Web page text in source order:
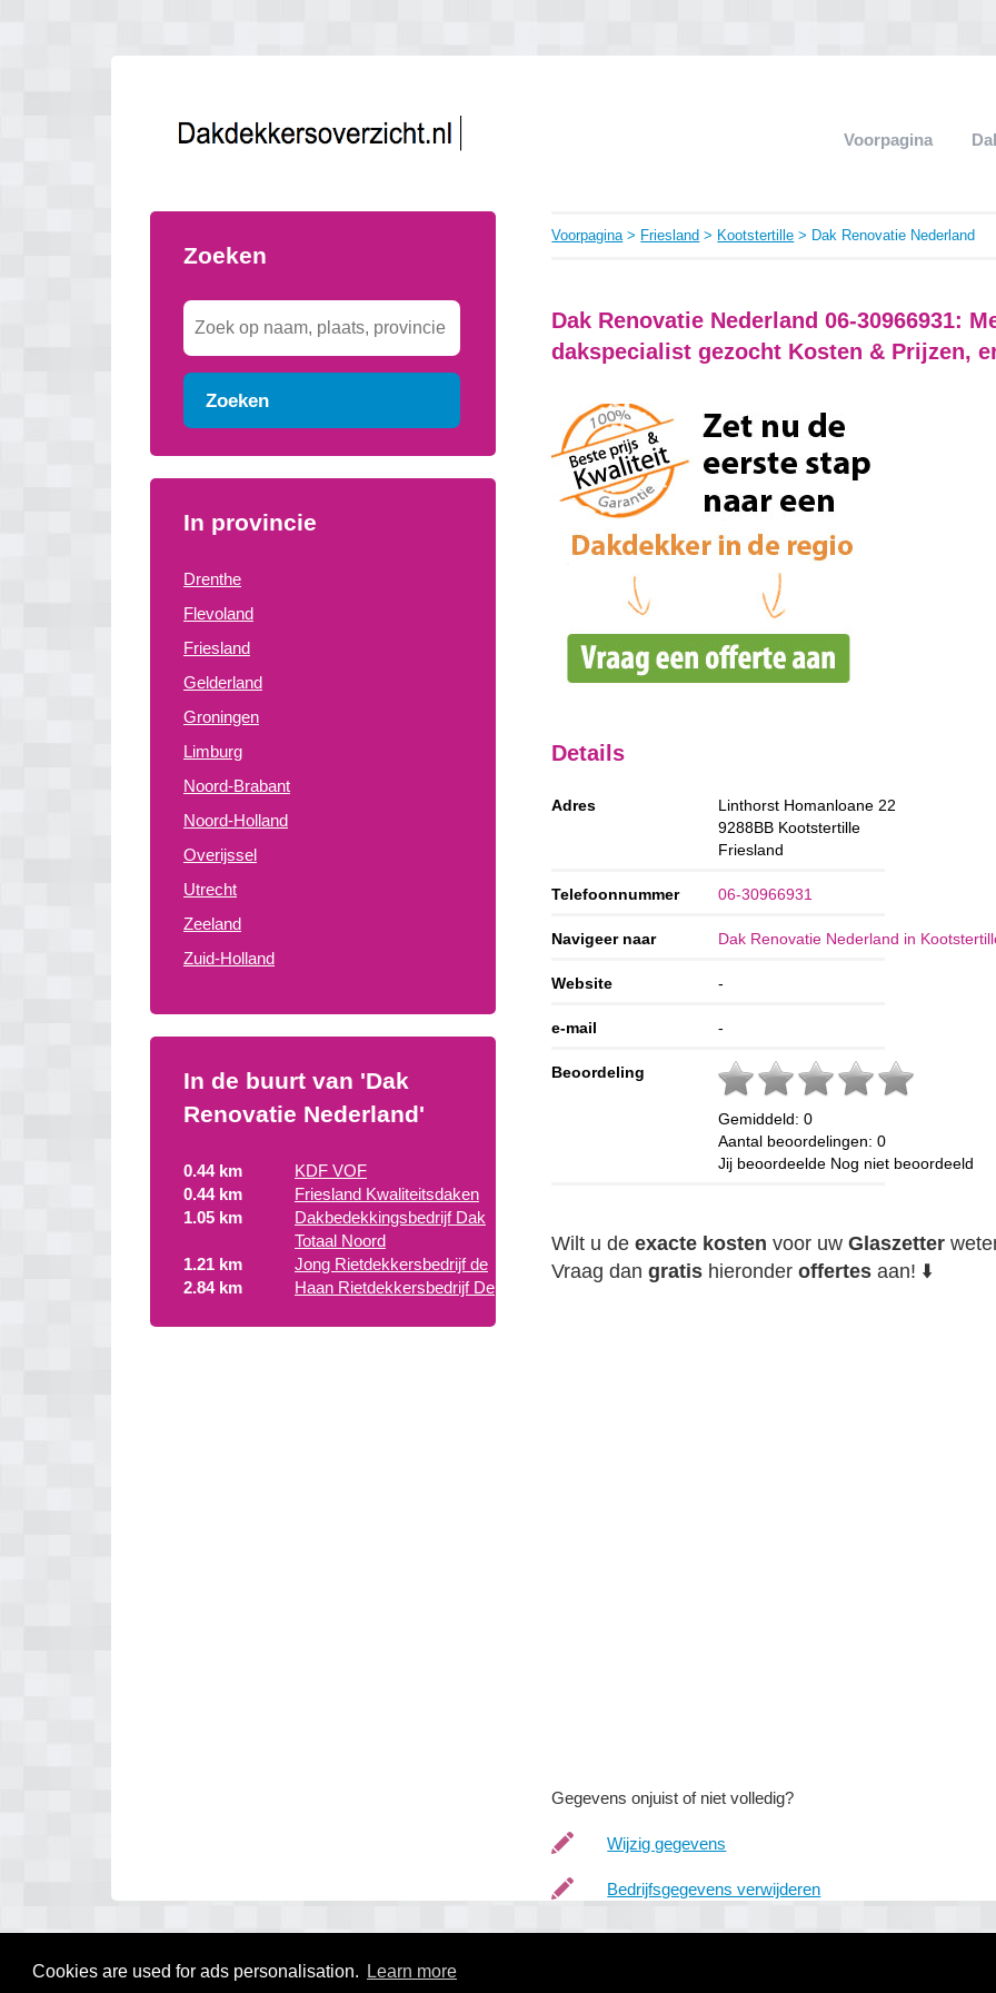
Cookies are used for ads personalisation. Learn more
Voorpagina
Zoeken
Zoeken
In provincie
Drenthe
Flevoland
Friesland
Gelderland
Groningen
Limburg
Noord-Brabant
Noord-Holland
Overijssel
Utrecht
Zeeland
Zuid-Holland
In de buurt van 'Dak
Renovatie Nederland'
0.44 km
KDF VOF
0.44 km
Friesland Kwaliteitsdaken
1.05 km
Dakbedekkingsbedrijf Dak
Totaal Noord
1.21 km
Jong Rietdekkersbedrijf de
2.84 km
Haan Rietdekkersbedrijf De
Voorpagina> Friesland > Kootstertille > Dak Renovatie Nederland
Dak Renovatie Nederland 06-30966931:
dakspecialist gezocht Kosten & Prijzen,
Details
Adres
Linthorst Homanloane 22
9288BB Kootstertille
Friesland
Telefoonnummer 06-30966931
Navigeer naar Dak Renovatie Nederland in
Website -
e-mail -
Beoordeling
Gemiddeld:0
Aantal beoordelingen:0
Jij beoordeelde Nog niet beoordeeld
Wilt u deexacte kosten voor uwGlaszetter
Vraag dangratis hieronderoffertes aan! ⬇️
Gegevens onjuist of niet volledig?
Wijzig gegevens
Bedrijfsgegevens verwijderen
© 2026 dakdekkersoverzicht.nl - zoekt u een dakdekker in uw regio?